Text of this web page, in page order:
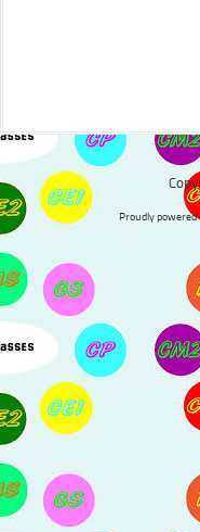
Proudly powered